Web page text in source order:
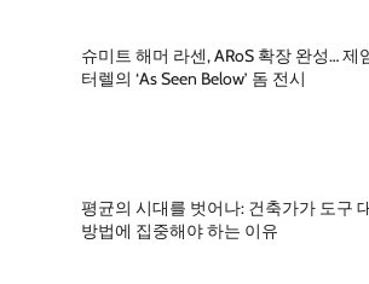
슈미트 해머 라센, ARoS 확장 완성… 제
터렐의 ‘As Seen Below’ 돔 전시
평균의 시대를 벗어나: 건축가가 도구
방법에 집중해야 하는 이유